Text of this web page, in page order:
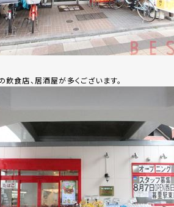
飲食店、居酒屋が多くございます。